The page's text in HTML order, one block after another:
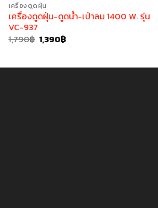
เครื่องดูดฝุ่น
เครื่องดูดฝุ่น-ดูดน้ำ-เป่าลม 1400 W. รุ่น
VC-937
1,790฿ Original
price
1,790฿.
1,390฿
1,390฿.